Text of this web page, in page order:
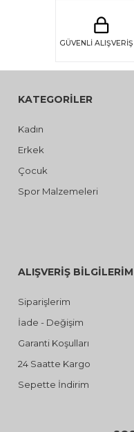
KATEGORİLER
Kadın
Erkek
Çocuk
Spor Malzemeleri
ALIŞVERİŞ BİLGİLERİM
Siparişlerim
İade - Değişim
Garanti Koşulları
24 Saatte Kargo
Sepette İndirim